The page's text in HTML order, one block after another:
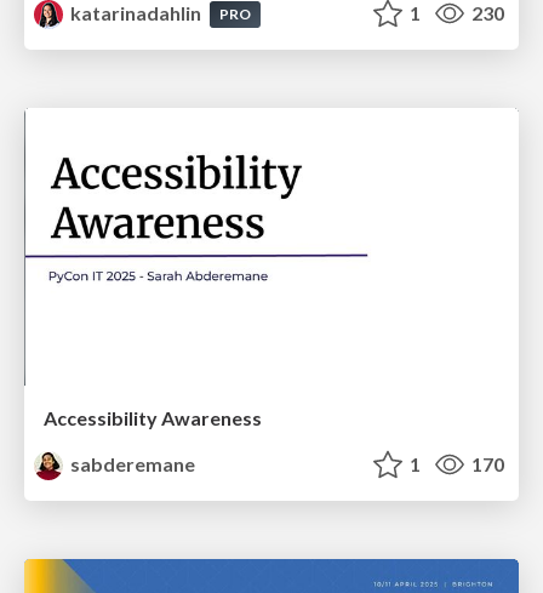
katarinadahlin
PRO 1 230
Accessibility Awareness
sabderemane
1 170